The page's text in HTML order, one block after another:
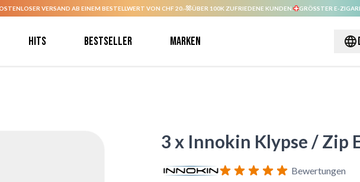
VERSAND AB EINEM BESTELLWERT VON CHF 20.- ÜBER 100K ZUFRIEDENE KUNDEN. GRÖSSTER E-
Hits Bestseller Marken
3 x Innokin Klypse / Zip
Bewertungen